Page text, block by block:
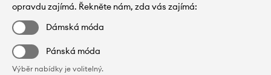
opravdu zajímá. Řekněte nám, zda vás zajímá:
Dámská móda
Pánská móda
Výběr nabídky je volitelný.